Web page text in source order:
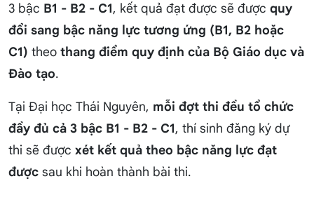
3 bậc B1 - B2 - C1, kết quả đạt được sẽ được quy
đổi sang bậc năng lực tương ứng (B1, B2 hoặc
C1) theo thang điểm quy định của Bộ Giáo dục và
Đào tạo.
Tại Đại học Thái Nguyên, mỗi đợt thi đều tổ chức
đầy đủ cả 3 bậc B1 - B2 - C1, thí sinh đăng ký dự
thi sẽ được xét kết quả theo bậc năng lực đạt
được sau khi hoàn thành bài thi.